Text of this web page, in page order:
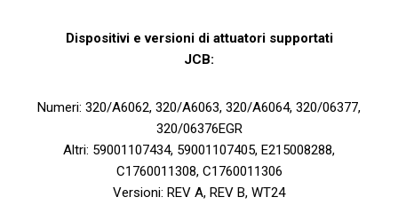
Dispositivi e versioni di attuatori supportati
JCB:
Numeri: 320/A6062, 320/A6063, 320/A6064, 320/06377,
320/06376EGR
Altri: 59001107434, 59001107405, E215008288,
C1760011308, C1760011306
Versioni: REV A, REV B, WT24